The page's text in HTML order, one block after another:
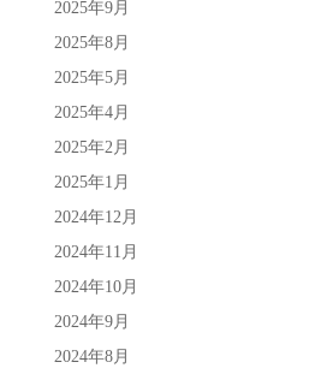
2025年9月
2025年8月
2025年5月
2025年4月
2025年2月
2025年1月
2024年12月
2024年11月
2024年10月
2024年9月
2024年8月